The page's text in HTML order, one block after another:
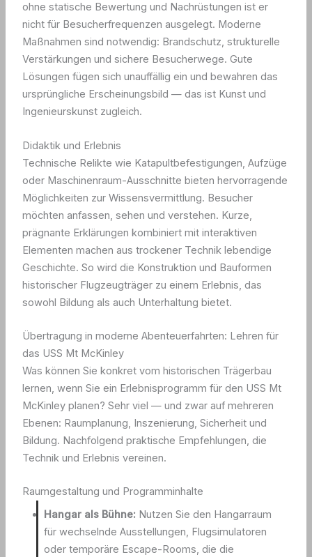
ohne statische Bewertung und Nachrüstungen ist er
nicht für Besucherfrequenzen ausgelegt. Moderne
Maßnahmen sind notwendig: Brandschutz, strukturelle
Verstärkungen und sichere Besucherwege. Gute
Lösungen fügen sich unauffällig ein und bewahren das
ursprüngliche Erscheinungsbild — das ist Kunst und
Ingenieurskunst zugleich.
Didaktik und Erlebnis
Technische Relikte wie Katapultbefestigungen, Aufzüge
oder Maschinenraum-Ausschnitte bieten hervorragende
Möglichkeiten zur Wissensvermittlung. Besucher
möchten anfassen, sehen und verstehen. Kurze,
prägnante Erklärungen kombiniert mit interaktiven
Elementen machen aus trockener Technik lebendige
Geschichte. So wird die Konstruktion und Bauformen
historischer Flugzeugträger zu einem Erlebnis, das
sowohl Bildung als auch Unterhaltung bietet.
Übertragung in moderne Abenteuerfahrten: Lehren für
das USS Mt McKinley
Was können Sie konkret vom historischen Trägerbau
lernen, wenn Sie ein Erlebnisprogramm für den USS Mt
McKinley planen? Sehr viel — und zwar auf mehreren
Ebenen: Raumplanung, Inszenierung, Sicherheit und
Bildung. Nachfolgend praktische Empfehlungen, die
Technik und Erlebnis vereinen.
Raumgestaltung und Programminhalte
Hangar als Bühne: Nutzen Sie den Hangarraum
für wechselnde Ausstellungen, Flugsimulatoren
oder temporäre Escape-Rooms, die die